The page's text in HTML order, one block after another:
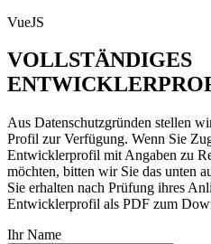
VueJS
VOLLSTÄNDIGES
Aus Datenschutzgründen stellen
Profil zur Verfügung. Wenn Sie
Entwicklerprofil mit Angaben zu
möchten, bitten wir Sie das unten
Sie erhalten nach Prüfung ihres
Entwicklerprofil als PDF zum
Ihr Name